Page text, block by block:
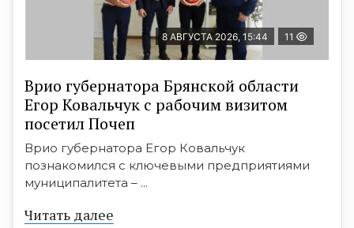
8 АВГУСТА 2026, 15:44 11
Врио губернатора Брянской области
Егор Ковальчук с рабочим визитом
посетил Почеп
Врио губернатора Егор Ковальчук
познакомился с ключевыми предприятиями
муниципалитета – ...
Читать далее